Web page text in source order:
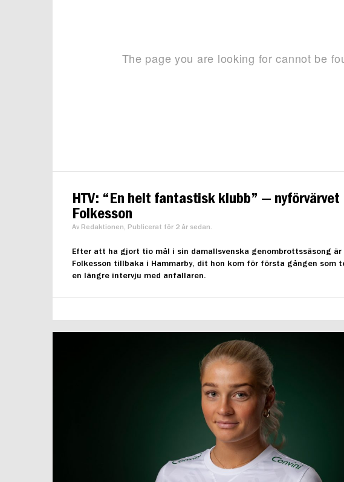
HTV: “En helt fantastisk klubb” — nyförvärvet
Folkesson
Av Redaktionen, Publicerat för 2 år sedan.
Efter att ha gjort tio mål i sin damallsvenska genombrottssäsong är
Folkesson tillbaka i Hammarby, dit hon kom för första gången som
en längre intervju med anfallaren.